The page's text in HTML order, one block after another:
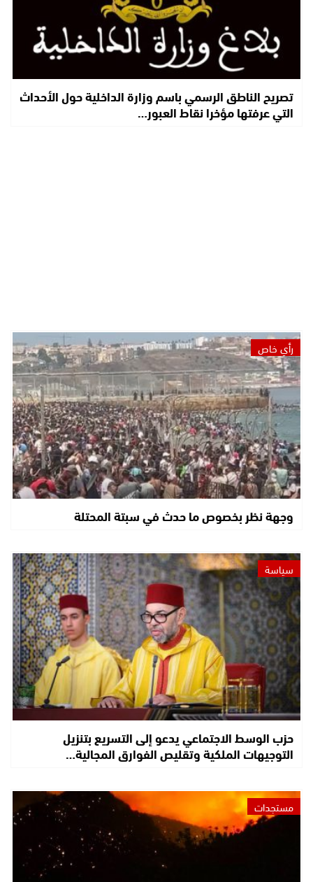
تصريح الناطق الرسمي باسم وزارة الداخلية حول الأحداث
التي عرفتها مؤخرا نقاط العبور…
رأي خاص
وجهة نظر بخصوص ما حدث في سبتة المحتلة
سياسة
حزب الوسط الاجتماعي يدعو إلى التسريع بتنزيل
التوجيهات الملكية وتقليص الفوارق المجالية…
مستجدات